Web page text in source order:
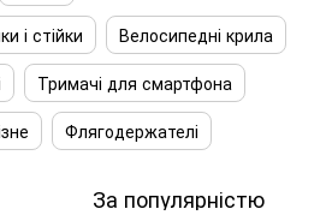
і стійки
Велосипедні крила
Тримачі для смартфона
Флягодержателі
За популярністю